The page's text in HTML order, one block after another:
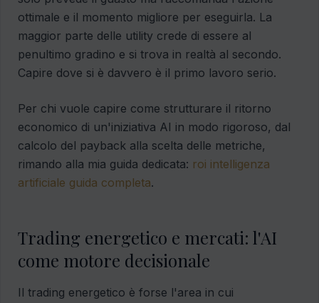
ottimale e il momento migliore per eseguirla. La
maggior parte delle utility crede di essere al
penultimo gradino e si trova in realtà al secondo.
Capire dove si è davvero è il primo lavoro serio.
Per chi vuole capire come strutturare il ritorno
economico di un'iniziativa AI in modo rigoroso, dal
calcolo del payback alla scelta delle metriche,
rimando alla mia guida dedicata: roi intelligenza
artificiale guida completa.
Trading energetico e mercati: l'AI
come motore decisionale
Il trading energetico è forse l'area in cui